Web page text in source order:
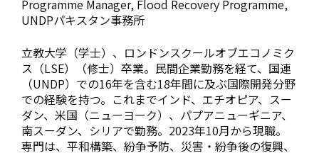
Programme Manager, Flood Recovery Programme,
UNDPパキスタン事務所
立教大学（学士）、ロンドンスクールオブエコノミク
ス（LSE）（修士）卒業。民間企業勤務を経て、国連
（UNDP）での16年を含む18年間に及ぶ国際開発分野
での経験を持つ。これまでインド、エチオピア、スー
ダン、米国（ニューヨーク）、パプアニューギニア、
南スーダン、シリアで勤務。2023年10月から現職。
専門は、平和構築、紛争予防、災害・紛争後の復興、